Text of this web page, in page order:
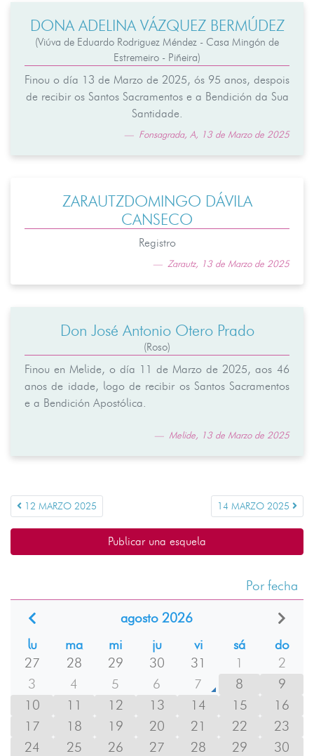
DONA ADELINA VÁZQUEZ BERMÚDEZ
(Viúva de Eduardo Rodriguez Méndez - Casa Mingón de
Estremeiro - Piñeira)
Finou o día 13 de Marzo de 2025, ós 95 anos, despois
de recibir os Santos Sacramentos e a Bendición da Sua
Santidade.
Fonsagrada, A, 13 de Marzo de 2025
ZARAUTZDOMINGO DÁVILA
CANSECO
Registro
Zarautz, 13 de Marzo de 2025
Don José Antonio Otero Prado
(Roso)
Finou en Melide, o día 11 de Marzo de 2025, aos 46
anos de idade, logo de recibir os Santos Sacramentos
e a Bendición Apostólica.
Melide, 13 de Marzo de 2025
12 MARZO 2025 14 MARZO 2025
Publicar una esquela
Por fecha
agosto 2026
lu
ma mi ju vi sá
do
27
28 29 30 31 1
2
3
4 5 6 7 8
9
10
11 12 13 14 15
16
17
18 19 20 21 22
23
24
25 26 27 28 29
30